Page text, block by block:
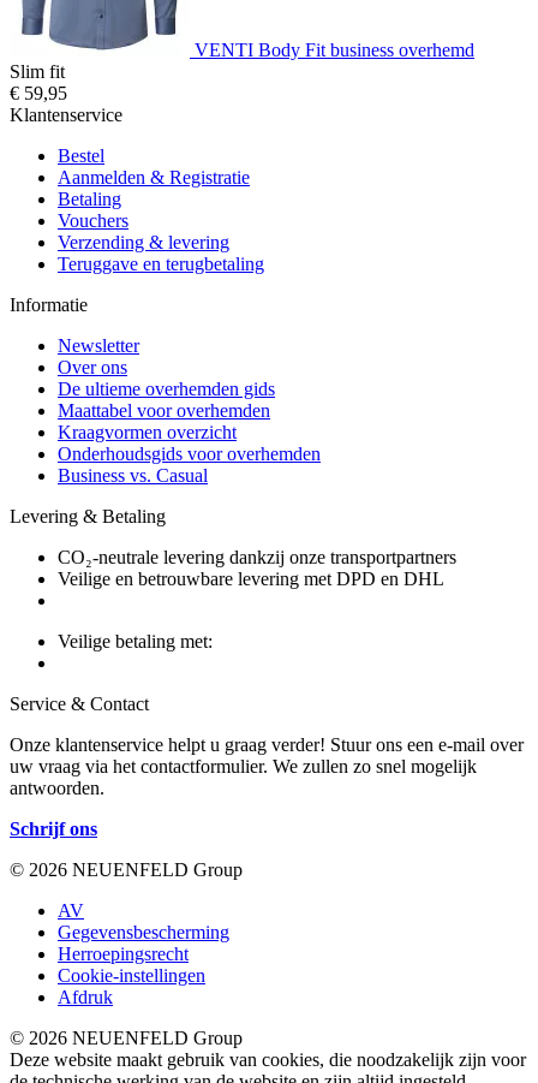
VENTI Body Fit business overhemd
Slim fit
€ 59,95
Klantenservice
Bestel
Aanmelden & Registratie
Betaling
Vouchers
Verzending & levering
Teruggave en terugbetaling
Informatie
Newsletter
Over ons
De ultieme overhemden gids
Maattabel voor overhemden
Kraagvormen overzicht
Onderhoudsgids voor overhemden
Business vs. Casual
Levering & Betaling
CO₂-neutrale levering dankzij onze transportpartners
Veilige en betrouwbare levering met DPD en DHL
Veilige betaling met:
Service & Contact
Onze klantenservice helpt u graag verder! Stuur ons een e-mail over
uw vraag via het contactformulier. We zullen zo snel mogelijk
antwoorden.
Schrijf ons
© 2026 NEUENFELD Group
AV
Gegevensbescherming
Herroepingsrecht
Cookie-instellingen
Afdruk
© 2026 NEUENFELD Group
Deze website maakt gebruik van cookies, die noodzakelijk zijn voor